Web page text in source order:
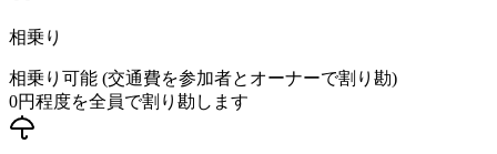
相乗り
相乗り可能 (交通費を参加者とオーナーで割り勘)
0円程度を全員で割り勘します